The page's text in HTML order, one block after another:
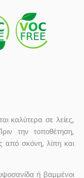
καλύτερα σε λείες,
την τοποθέτηση,
από σκόνη, λίπη και
ή βαμμένοι